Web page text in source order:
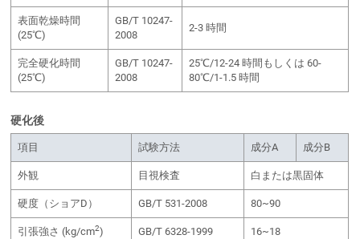
表面乾燥時間
(25℃)
GB/T 10247-
2008
2-3 時間
完全硬化時間
(25℃)
GB/T 10247-
2008
25℃/12-24 時間もしくは 60-
80℃/1-1.5 時間
硬化後
項目 試験方法 成分A 成分B
外観 目視検査 白または黒固体
硬度（ショアD） GB/T 531-2008 80~90
引張強さ (kg/cm2) GB/T 6328-1999 16~18